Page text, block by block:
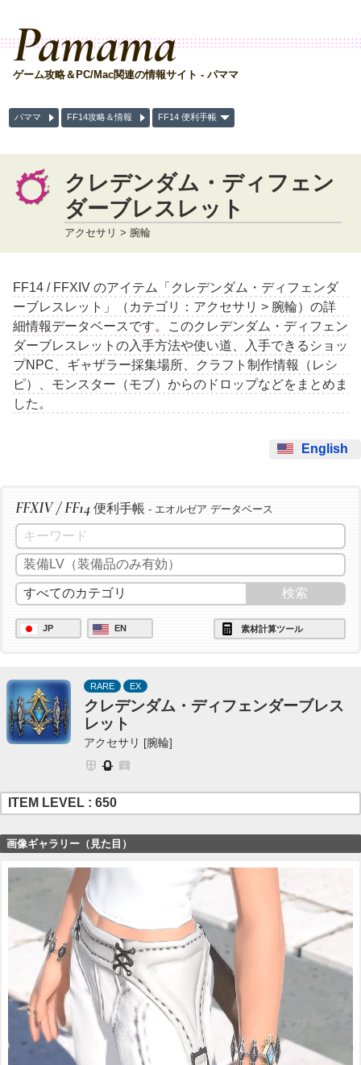
Pamama
ゲーム攻略＆PC/Mac関連の情報サイト - パママ
パママ FF14攻略＆情報 FF14 便利手帳
クレデンダム・ディフェン
ダーブレスレット
アクセサリ > 腕輪
FF14 / FFXIV のアイテム「クレデンダム・ディフェンダ
ーブレスレット」（カテゴリ：アクセサリ > 腕輪）の詳
細情報データベースです。このクレデンダム・ディフェン
ダーブレスレットの入手方法や使い道、入手できるショッ
プNPC、ギャザラー採集場所、クラフト制作情報（レシ
ピ）、モンスター（モブ）からのドロップなどをまとめま
した。
English
FFXIV / FF14 便利手帳 - エオルゼア データベース
JP EN 素材計算ツール
RARE EX
クレデンダム・ディフェンダーブレス
レット
アクセサリ [腕輪]
ITEM LEVEL : 650
画像ギャラリー（見た目）